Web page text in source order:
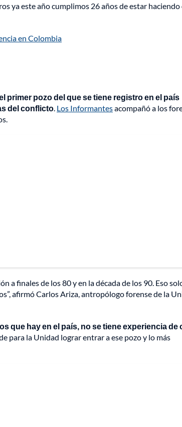
ya este año cumplimos 26 años de estar haciendo
en Colombia
primer pozo del que se tiene registro en el país
del conflicto Los Informantesacompañó a los
finales de los 80 y en la década de los 90. Eso
afirmó Carlos Ariza, antropólogo forense de la
que hay en el país, no se tiene experiencia de
para la Unidad lograr entrar a ese pozo y lo más